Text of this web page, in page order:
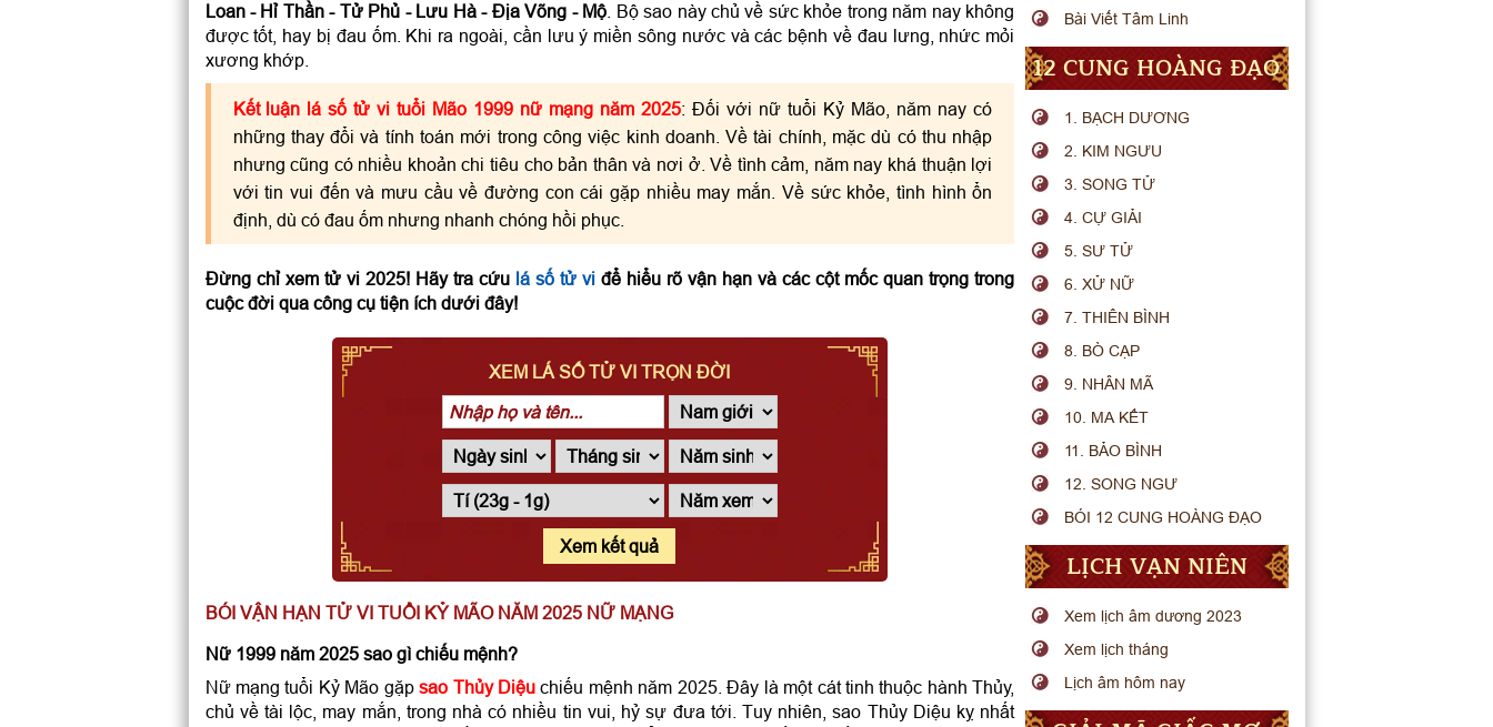
Loan - Hỉ Thần - Tử Phủ - Lưu Hà - Địa Võng - Mộ . Bộ sao này chủ về sức khỏe trong năm nay không
được tốt, hay bị đau ốm. Khi ra ngoài, cần lưu ý miền sông nước và các bệnh về đau lưng, nhức mỏi
xương khớp.
Kết luận lá số tử vi tuổi Mão 1999 nữ mạng năm 2025: Đối với nữ tuổi Kỷ Mão, năm nay có
những thay đổi và tính toán mới trong công việc kinh doanh. Về tài chính, mặc dù có thu nhập
nhưng cũng có nhiều khoản chi tiêu cho bản thân và nơi ở. Về tình cảm, năm nay khá thuận lợi
với tin vui đến và mưu cầu về đường con cái gặp nhiều may mắn. Về sức khỏe, tình hình ổn
định, dù có đau ốm nhưng nhanh chóng hồi phục.
Đừng chỉ xem tử vi 2025! Hãy tra cứu lá số tử viđể hiểu rõ vận hạn và các cột mốc quan trọng trong
cuộc đời qua công cụ tiện ích dưới đây!
XEM LÁ SỐ TỬ VI TRỌN ĐỜI
Xem kết quả
BÓI VẬN HẠN TỬ VI TUỔI KỶ MÃO NĂM 2025 NỮ MẠNG
Nữ 1999 năm 2025 sao gì chiếu mệnh?
Nữ mạng tuổi Kỷ Mão gặpsao Thủy Diệu chiếu mệnh năm 2025. Đây là một cát tinh thuộc hành Thủy,
chủ về tài lộc, may mắn, trong nhà có nhiều tin vui, hỷ sự đưa tới. Tuy nhiên, sao Thủy Diệu kỵ nhất
Bài Viết Tâm Linh
12 CUNG HOÀNG ĐẠO
1. BẠCH DƯƠNG
2. KIM NGƯU
3. SONG TỬ
4. CỰ GIẢI
5. SƯ TỬ
6. XỬ NỮ
7. THIÊN BÌNH
8. BÒ CẠP
9. NHÂN MÃ
10. MA KẾT
11. BẢO BÌNH
12. SONG NGƯ
BÓI 12 CUNG HOÀNG ĐẠO
LỊCH VẠN NIÊN
Xem lịch âm dương 2023
Xem lịch tháng
Lịch âm hôm nay